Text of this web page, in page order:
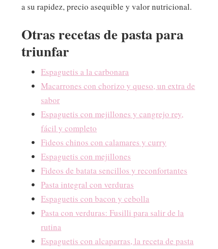
a su rapidez, precio asequible y valor nutricional.
Otras recetas de pasta para
triunfar
Espaguetis a la carbonara
Macarrones con chorizo y queso, un extra de
sabor
Espaguetis con mejillones y cangrejo rey,
fácil y completo
Fideos chinos con calamares y curry
Espaguetis con mejillones
Fideos de batata sencillos y reconfortantes
Pasta integral con verduras
Espaguetis con bacon y cebolla
Pasta con verduras: Fusilli para salir de la
rutina
Espaguetis con alcaparras, la receta de pasta